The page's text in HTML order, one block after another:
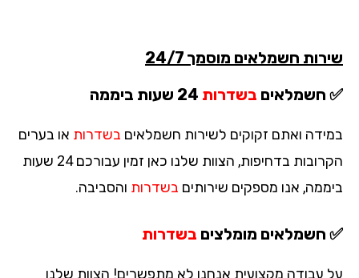
חשמלאים מוסמך 24/7
חשמלאיםבשדרות24 שעות ביממה
ואתם זקוקים לשירות חשמלאיםבשדרותאו בערים
הקרובות בדחיפות, הצוות שלנו כאן זמין עבורכם 24 שעות
אנו מספקים שירותיםבשדרותוהסביבה.
חשמלאים מומלציםבשדרות
עבודה מקצועית אנחנו לא מתפשרים! הצוות שלנו